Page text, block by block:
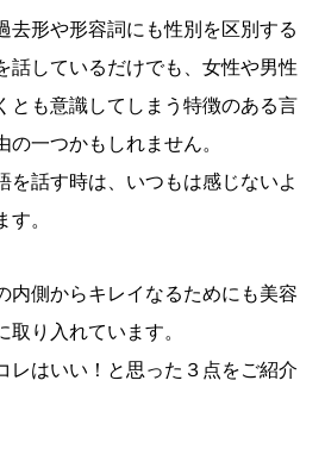
去形や形容詞にも性別を区別する
話しているだけでも、女性や男性
とも意識してしまう特徴のある言
一つかもしれません。
を話す時は、いつもは感じないよ
。
内側からキレイなるためにも美容
り入れています。
レはいい！と思った３点をご紹介